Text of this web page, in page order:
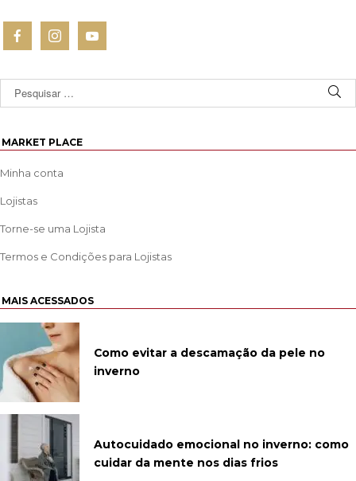
MARKET PLACE
Minha conta
Lojistas
Torne-se uma Lojista
Termos e Condições para Lojistas
MAIS ACESSADOS
Como evitar a descamação da pele no
inverno
Autocuidado emocional no inverno: como
cuidar da mente nos dias frios